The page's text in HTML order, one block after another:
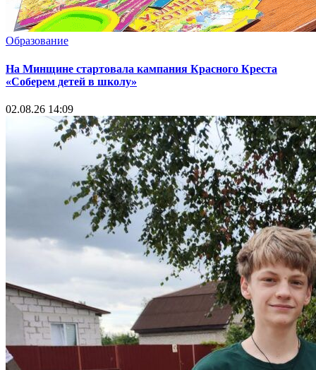
Образование
На Минщине стартовала кампания Красного Креста
«Соберем детей в школу»
02.08.26 14:09